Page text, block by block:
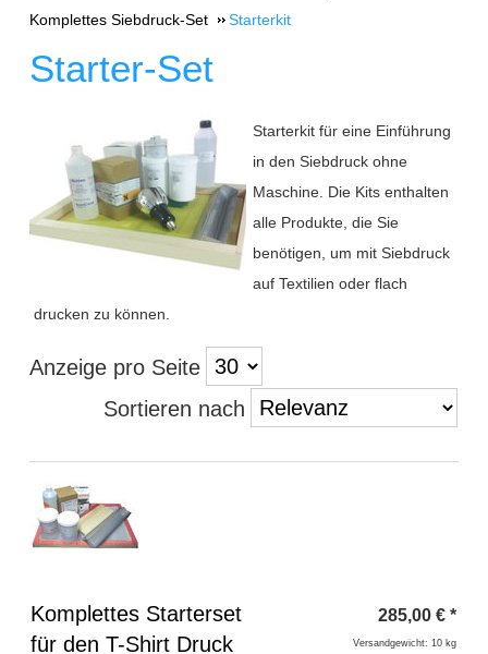
Komplettes Siebdruck-Set
Starterkit
Starter-Set
Starterkit für eine Einführung
in den Siebdruck ohne
Maschine. Die Kits enthalten
alle Produkte, die Sie
benötigen, um mit Siebdruck
auf Textilien oder flach
drucken zu können.
Anzeige pro Seite
Sortieren nach
Überschrift
1
Komplettes Starterset
für den T-Shirt Druck
285,00 € *
Versandgewicht: 10 kg